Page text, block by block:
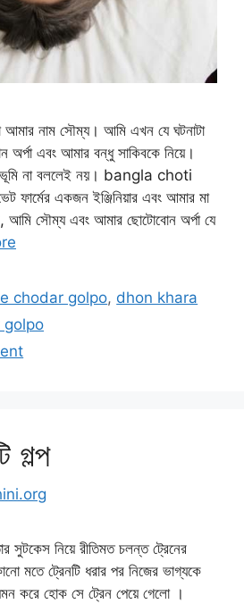
আমার নাম সৌম্য। আমি এখন যে ঘটনাটা
এবং আমার বন্ধু সাকিবকে নিয়ে।
না বললেই নয়। bangla choti
ফার্মের একজন ইঞ্জিনিয়ার এবং আমার মা
আমি সৌম্য এবং আমার ছোটোবোন অর্পা যে
chodar golpo, dhon khara
golpo
গল্প
সুটকেস নিয়ে রীতিমত চলন্ত ট্রেনের
মতে ট্রেনটি ধরার পর নিজের ভাগ্যকে
করে হোক সে ট্রেন পেয়ে গেলো ।